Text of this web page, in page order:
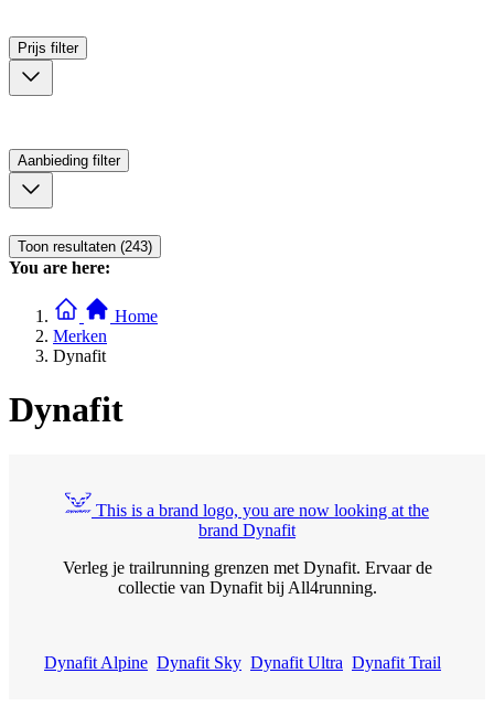
Prijs filter
Aanbieding filter
Toon resultaten (243)
You are here:
Home
Merken
Dynafit
Dynafit
This is a brand logo, you are now looking at the
brand Dynafit
Verleg je trailrunning grenzen met Dynafit. Ervaar de
collectie van Dynafit bij All4running.
Dynafit Alpine Dynafit Sky Dynafit Ultra Dynafit Trail